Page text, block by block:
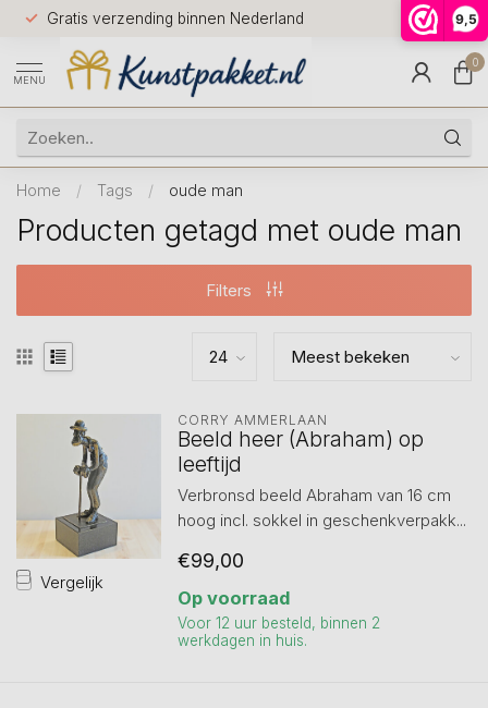
9,5
Gratis verzending binnen Nederland
Voor
huis
9.5
MENU
0
Home / Tags / oude man
Producten getagd met oude man
Filters
Vergelijk
CORRY AMMERLAAN
Beeld heer (Abraham) op
leeftijd
Verbronsd beeld Abraham van 16 cm
hoog incl. sokkel in geschenkverpakk...
€99,00
Op voorraad
Voor 12 uur besteld, binnen 2
werkdagen in huis.